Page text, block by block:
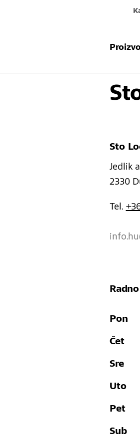
Sto
Jedlik
2330
Tel.
Pon
Čet
Sre
Uto
Pet
Sub